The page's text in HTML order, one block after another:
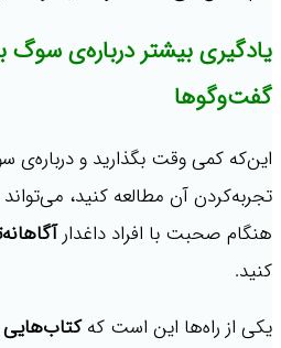
یادگیری بیشتر درباره‌ی سوگ
گفت‌وگوها
این‌که کمی وقت بگذارید و
تجربه‌کردن آن مطالعه کنید،
هنگام صحبت با افراد داغدار
کنید.
یکی از راه‌ها این است کهکتاب‌هایی